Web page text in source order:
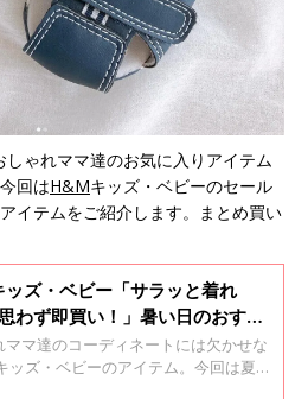
ゃれママ達のお気に入りアイテム
回はH&Mキッズ・ベビーのセール
イテムをご紹介します。まとめ買い
ズ・ベビー「サラッと着れ
わず即買い！」暑い日のおすす
ママ達のコーディネートには欠かせな
ッズ・ベビーのアイテム。今回は夏場